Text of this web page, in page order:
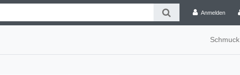
Anmelden
Schmuck